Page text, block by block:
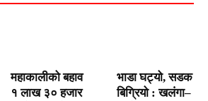
महाकालीको बहाव
१ लाख ३० हजार
भाडा घट्यो, सडक
बिग्रियो : खलंगा–